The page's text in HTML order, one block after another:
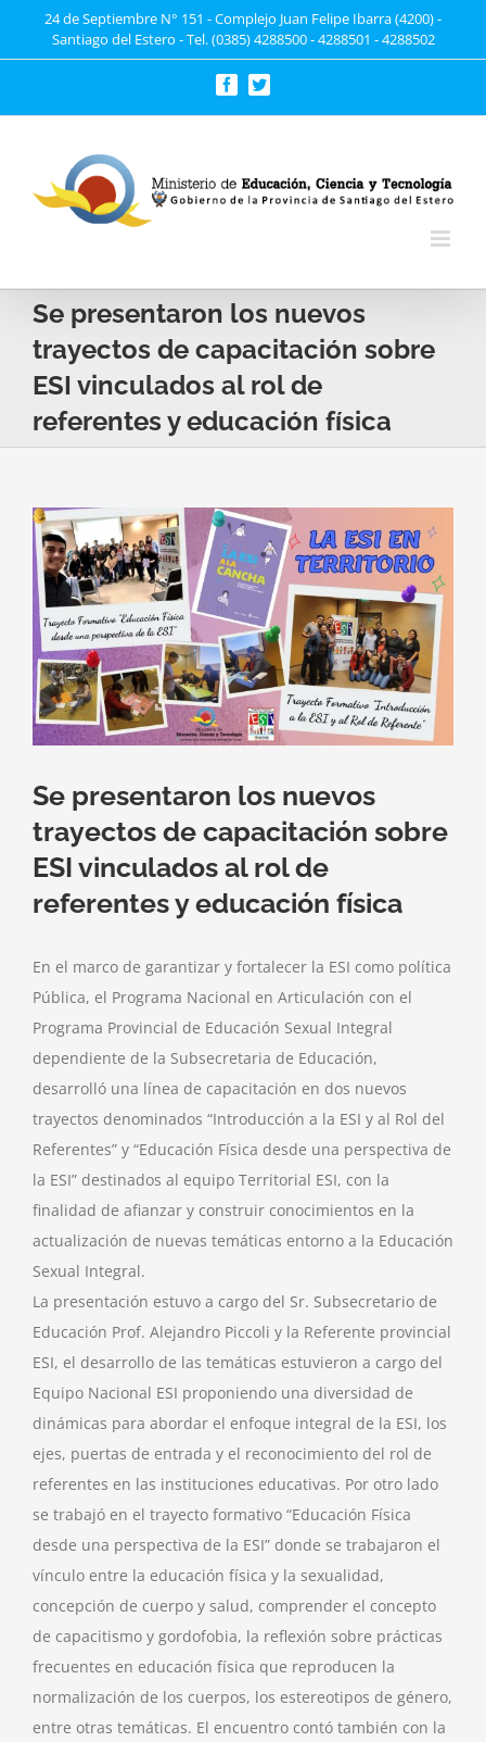
24 de Septiembre N° 151 - Complejo Juan Felipe Ibarra (4200) -
Santiago del Estero - Tel. (0385) 4288500 - 4288501 - 4288502
FacebookTwitter
Se presentaron los nuevos
trayectos de capacitación sobre
ESI vinculados al rol de
referentes y educación física
Ver
imagen
más
grande
Se presentaron los nuevos
trayectos de capacitación sobre
ESI vinculados al rol de
referentes y educación física
En el marco de garantizar y fortalecer la ESI como política
Pública, el Programa Nacional en Articulación con el
Programa Provincial de Educación Sexual Integral
dependiente de la Subsecretaria de Educación,
desarrolló una línea de capacitación en dos nuevos
trayectos denominados “Introducción a la ESI y al Rol del
Referentes” y “Educación Física desde una perspectiva de
la ESI” destinados al equipo Territorial ESI, con la
finalidad de afianzar y construir conocimientos en la
actualización de nuevas temáticas entorno a la Educación
Sexual Integral.
La presentación estuvo a cargo del Sr. Subsecretario de
Educación Prof. Alejandro Piccoli y la Referente provincial
ESI, el desarrollo de las temáticas estuvieron a cargo del
Equipo Nacional ESI proponiendo una diversidad de
dinámicas para abordar el enfoque integral de la ESI, los
ejes, puertas de entrada y el reconocimiento del rol de
referentes en las instituciones educativas. Por otro lado
se trabajó en el trayecto formativo “Educación Física
desde una perspectiva de la ESI” donde se trabajaron el
vínculo entre la educación física y la sexualidad,
concepción de cuerpo y salud, comprender el concepto
de capacitismo y gordofobia, la reflexión sobre prácticas
frecuentes en educación física que reproducen la
normalización de los cuerpos, los estereotipos de género,
entre otras temáticas. El encuentro contó también con la